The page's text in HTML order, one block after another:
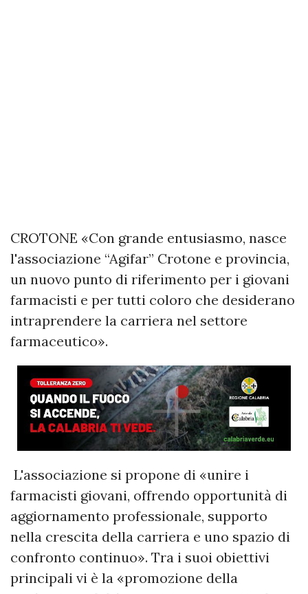
CROTONE «Con grande entusiasmo, nasce
l'associazione “Agifar” Crotone e provincia,
un nuovo punto di riferimento per i giovani
farmacisti e per tutti coloro che desiderano
intraprendere la carriera nel settore
farmaceutico».
L'associazione si propone di «unire i
farmacisti giovani, offrendo opportunità di
aggiornamento professionale, supporto
nella crescita della carriera e uno spazio di
confronto continuo». Tra i suoi obiettivi
principali vi è la «promozione della